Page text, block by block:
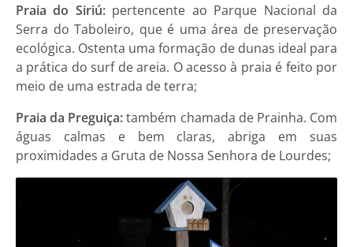
Praia do Siriú:pertencente ao Parque Nacional da
Serra do Taboleiro, que é uma área de preservação
ecológica. Ostenta uma formação de dunas ideal para
a prática do surf de areia. O acesso à praia é feito por
meio de uma estrada de terra;
Praia da Preguiça:também chamada de Prainha. Com
águas calmas e bem claras, abriga em suas
proximidades a Gruta de Nossa Senhora de Lourdes;